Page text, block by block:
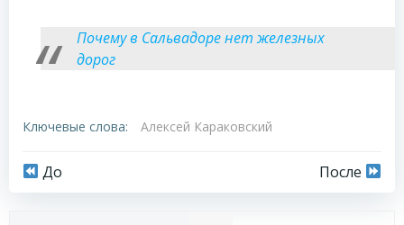
Почему в Сальвадоре нет железных
дорог
Ключевые слова: Алексей Караковский
Навигация
До
Навигация
После